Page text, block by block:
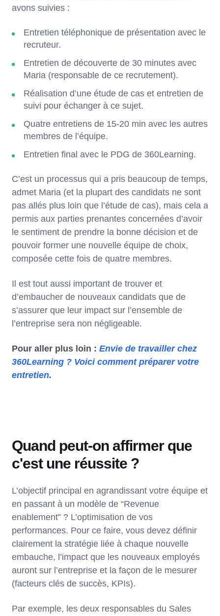
avons suivies :
Entretien téléphonique de présentation avec le
recruteur.
Entretien de découverte de 30 minutes avec
Maria (responsable de ce recrutement).
Réalisation d’une étude de cas et entretien de
suivi pour échanger à ce sujet.
Quatre entretiens de 15-20 min avec les autres
membres de l’équipe.
Entretien final avec le PDG de 360Learning.
C’est un processus qui a pris beaucoup de temps,
admet Maria (et la plupart des candidats ne sont
pas allés plus loin que l’étude de cas), mais cela a
permis aux parties prenantes concernées d’avoir
le sentiment de prendre la bonne décision et de
pouvoir former une nouvelle équipe de choix,
composée cette fois de quatre membres.
Il est tout aussi important de trouver et
d’embaucher de nouveaux candidats que de
s’assurer que leur impact sur l’ensemble de
l’entreprise sera non négligeable.
Pour aller plus loin : Envie de travailler chez
360Learning ? Voici comment préparer votre
entretien.
Quand peut-on affirmer que
c'est une réussite ?
L’objectif principal en agrandissant votre équipe et
en passant à un modèle de “Revenue
enablement” ? L’optimisation de vos
performances. Pour ce faire, vous devez définir
clairement la stratégie liée à chaque nouvelle
embauche, l’impact que les nouveaux employés
auront sur l’entreprise et la façon de le mesurer
(facteurs clés de succès, KPIs).
Par exemple, les deux responsables du Sales